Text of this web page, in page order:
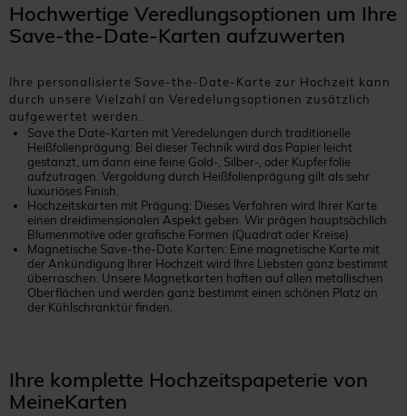
Hochwertige Veredlungsoptionen um Ihre
Save-the-Date-Karten aufzuwerten
Ihre personalisierte Save-the-Date-Karte zur Hochzeit kann
durch unsere Vielzahl an Veredelungsoptionen zusätzlich
aufgewertet werden.
Save the Date-Karten mit Veredelungen durch traditionelle
Heißfolienprägung: Bei dieser Technik wird das Papier leicht
gestanzt, um dann eine feine Gold-, Silber-, oder Kupferfolie
aufzutragen. Vergoldung durch Heißfolienprägung gilt als sehr
luxuriöses Finish.
Hochzeitskarten mit Prägung: Dieses Verfahren wird Ihrer Karte
einen dreidimensionalen Aspekt geben. Wir prägen hauptsächlich
Blumenmotive oder grafische Formen (Quadrat oder Kreise)
Magnetische Save-the-Date Karten: Eine magnetische Karte mit
der Ankündigung Ihrer Hochzeit wird Ihre Liebsten ganz bestimmt
überraschen. Unsere Magnetkarten haften auf allen metallischen
Oberflächen und werden ganz bestimmt einen schönen Platz an
der Kühlschranktür finden.
Ihre komplette Hochzeitspapeterie von
MeineKarten